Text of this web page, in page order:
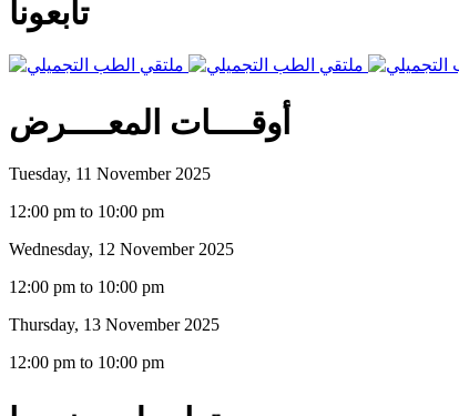
تابعونا
أوقــــات المعــــرض
Tuesday, 11 November 2025
12:00 pm to 10:00 pm
Wednesday, 12 November 2025
12:00 pm to 10:00 pm
Thursday, 13 November 2025
12:00 pm to 10:00 pm